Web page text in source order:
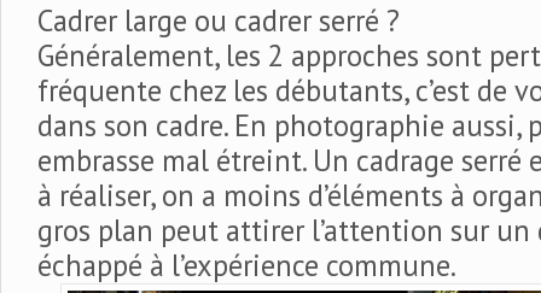
Cadrer large ou cadrer serré ?
Généralement, les 2 approches sont
fréquente chez les débutants, c’est de
dans son cadre. En photographie
embrasse mal étreint. Un cadrage
à réaliser, on a moins d’éléments à
gros plan peut attirer l’attention sur
échappé à l’expérience commune.